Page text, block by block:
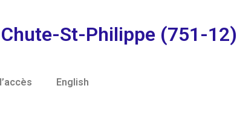
St-Philippe (751-12)
English